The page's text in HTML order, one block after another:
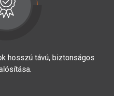
hosszú távú, biztonságos